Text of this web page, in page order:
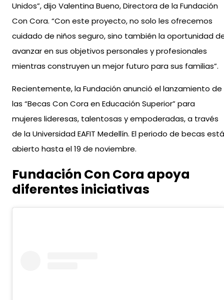
Unidos”, dijo Valentina Bueno, Directora de la Fundación
Con Cora. “Con este proyecto, no solo les ofrecemos
cuidado de niños seguro, sino también la oportunidad
avanzar en sus objetivos personales y profesionales
mientras construyen un mejor futuro para sus familias”.
Recientemente, la Fundación anunció el lanzamiento de
las “Becas Con Cora en Educación Superior” para
mujeres lideresas, talentosas y empoderadas, a través
de la Universidad EAFIT Medellín. El periodo de becas está
abierto hasta el 19 de noviembre.
Fundación Con Cora apoya
diferentes iniciativas